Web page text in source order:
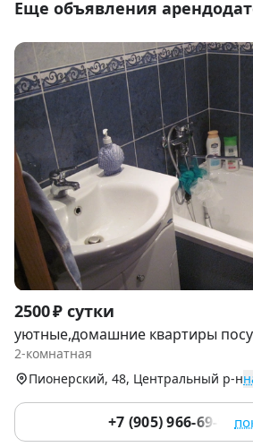
Еще объявления
Item
1
of
7
2500 ₽ сутки
уютные,домашние квартиры
2-комнатная
Пионерский, 48, Центральный р-н
+7 (905) 966-69-97